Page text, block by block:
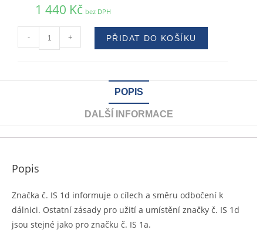
1 440 Kč bez DPH
- + PŘIDAT DO KOŠÍKU
POPIS
DALŠÍ INFORMACE
Popis
Značka č. IS 1d informuje o cílech a směru odbočení k
dálnici. Ostatní zásady pro užití a umístění značky č. IS 1d
jsou stejné jako pro značku č. IS 1a.